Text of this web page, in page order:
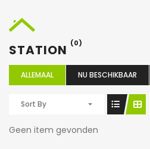
STATION (0)
ALLEMAAL NU BESCHIKBAAR
Sort By
Geen item gevonden